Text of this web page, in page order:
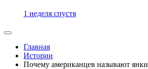
1 неделя спустя
Главная
Истории
Почему американцев называют янки